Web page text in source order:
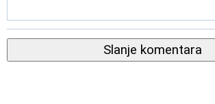
Slanje komentara